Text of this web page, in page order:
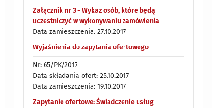
Załącznik nr 3 - Wykaz osób, które będą
uczestniczyć w wykonywaniu zamówienia
Data zamieszczenia: 27.10.2017
Wyjaśnienia do zapytania ofertowego
Nr: 65/PK/2017
Data składania ofert: 25.10.2017
Data zamieszczenia: 19.10.2017
Zapytanie ofertowe: Świadczenie usług